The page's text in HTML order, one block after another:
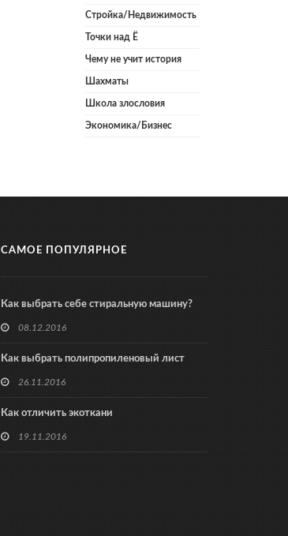
Стройка/Недвижимость
Точки над Ё
Чему не учит история
Шахматы
Школа злословия
Экономика/Бизнес
САМОЕ ПОПУЛЯРНОЕ
Как выбрать себе стиральную машину?
08.12.2016
Как выбрать полипропиленовый лист
26.11.2016
Как отличить экоткани
19.11.2016